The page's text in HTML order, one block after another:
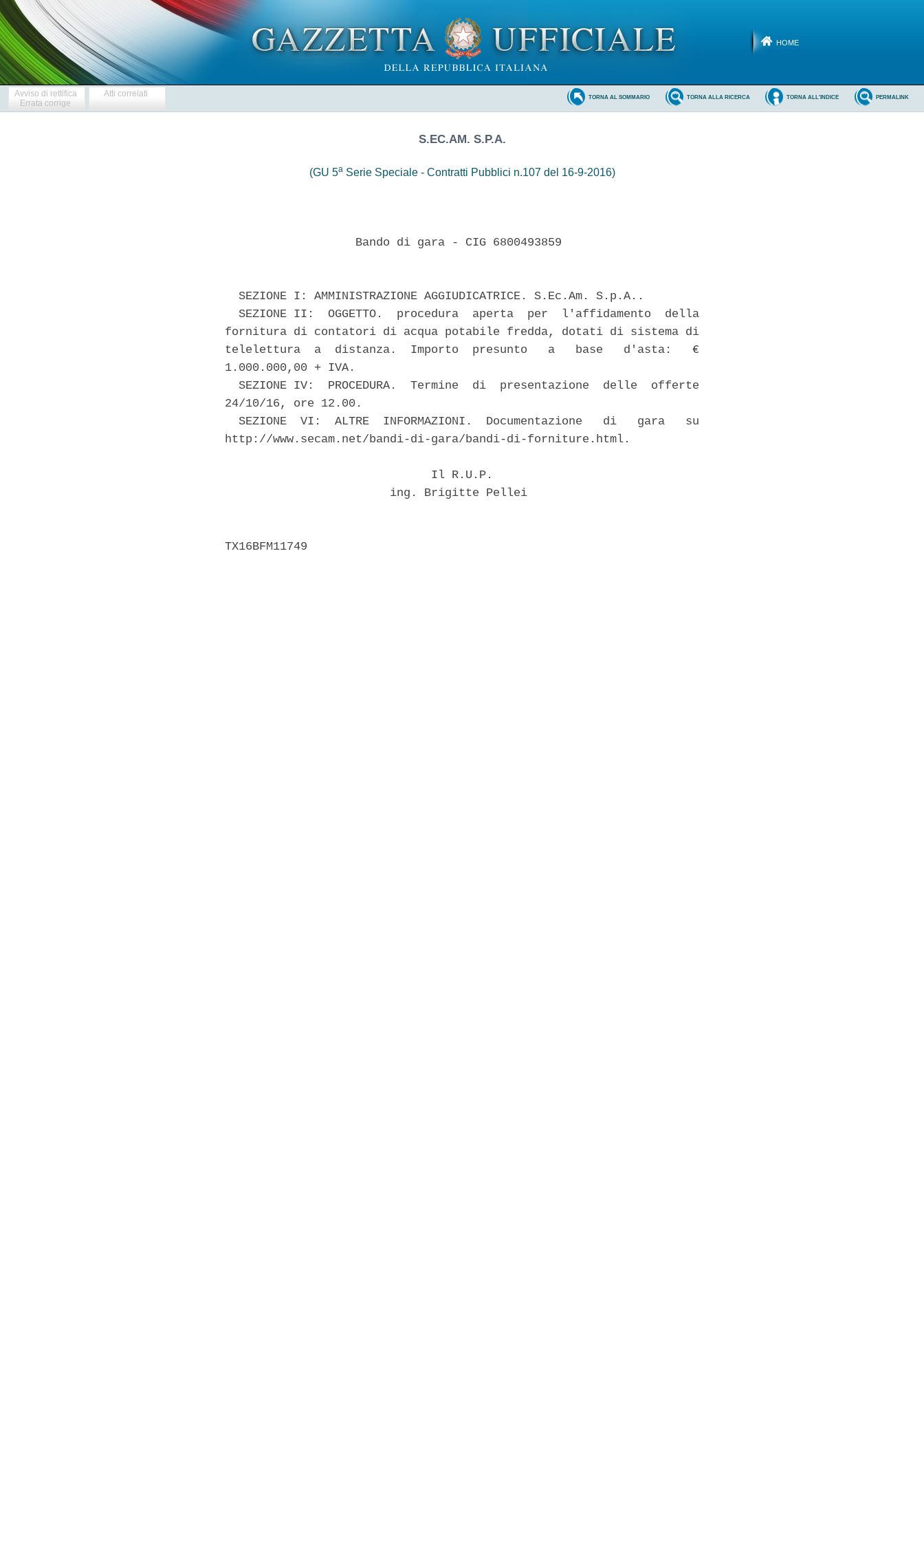
HOME
Avviso di rettifica
Errata corrige
Atti correlati PERMALINK
TORNA ALL'INDICE
TORNA ALLA RICERCA
TORNA AL SOMMARIO
S.EC.AM. S.P.A.
(GU 5aSerie Speciale - Contratti Pubblici n.107 del 16-9-2016)
                   Bando di gara - CIG 6800493859
  SEZIONE I: AMMINISTRAZIONE AGGIUDICATRICE. S.Ec.Am. S.p.A..
  SEZIONE II:  OGGETTO.  procedura  aperta  per  l'affidamento  della
fornitura di contatori di acqua potabile fredda, dotati di sistema di
telelettura  a  distanza.  Importo  presunto   a   base   d'asta:   €
1.000.000,00 + IVA.
  SEZIONE IV:  PROCEDURA.  Termine  di  presentazione  delle  offerte
24/10/16, ore 12.00.
  SEZIONE  VI:  ALTRE  INFORMAZIONI.  Documentazione   di   gara   su
http://www.secam.net/bandi-di-gara/bandi-di-forniture.html.
                              Il R.U.P.
                        ing. Brigitte Pellei